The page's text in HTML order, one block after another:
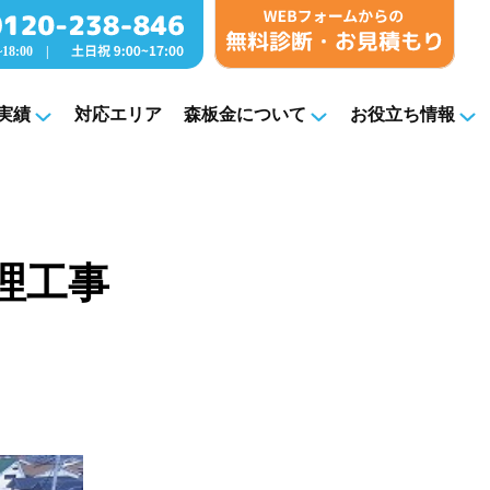
績 対応エリア 森板金について お役立ち情報
工事